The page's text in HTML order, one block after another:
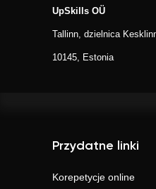
UpSkills OÜ
Tallinn, dzielnica
10145, Estonia
Przydatne linki
Korepetycje online